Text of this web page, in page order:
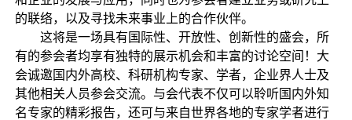
的联络，以及寻找未来事业上的合作伙伴。
这将是一场具有国际性、开放性、创新性的盛会，所
有的参会者均享有独特的展示机会和丰富的讨论空间！大
会诚邀国内外高校、科研机构专家、学者，企业界人士及
其他相关人员参会交流。与会代表不仅可以聆听国内外知
名专家的精彩报告，还可与来自世界各地的专家学者进行